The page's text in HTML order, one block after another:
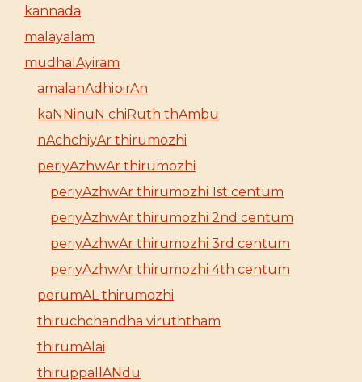
kannada
malayalam
mudhalAyiram
amalanAdhipirAn
kaNNinuN chiRuth thAmbu
nAchchiyAr thirumozhi
periyAzhwAr thirumozhi
periyAzhwAr thirumozhi 1st centum
periyAzhwAr thirumozhi 2nd centum
periyAzhwAr thirumozhi 3rd centum
periyAzhwAr thirumozhi 4th centum
perumAL thirumozhi
thiruchchandha viruththam
thirumAlai
thiruppallANdu